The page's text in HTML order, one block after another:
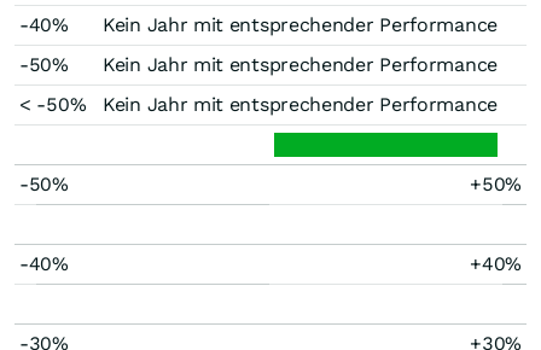
-40%
Kein Jahr mit entsprechender Performance
-50%
Kein Jahr mit entsprechender Performance
< -50%
Kein Jahr mit entsprechender Performance
-50% +50%
-40% +40%
-30% +30%